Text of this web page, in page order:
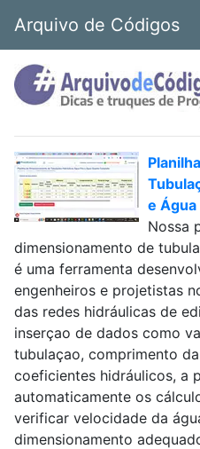
Arquivo de Códigos
e
Nossa
dimensionamento de
é uma ferramenta
engenheiros e projetistas
das redes hidráulicas de
inserçao de dados como
tubulaçao, comprimento
coeficientes hidráulicos, a
automaticamente os
verificar velocidade da
dimensionamento